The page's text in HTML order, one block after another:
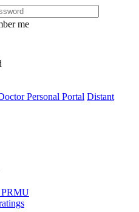
me
Personal Portal Distant
PRMU